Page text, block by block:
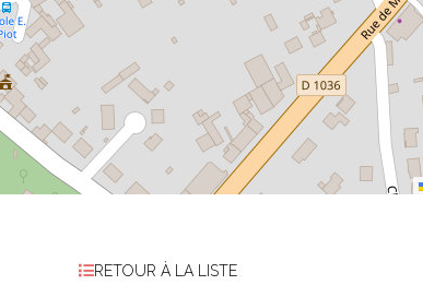
RETOUR À LA LISTE